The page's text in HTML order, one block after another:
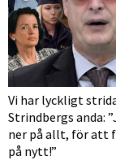
Vi har lyckligt
Strindbergs anda:
ner på allt, för att
på nytt!”